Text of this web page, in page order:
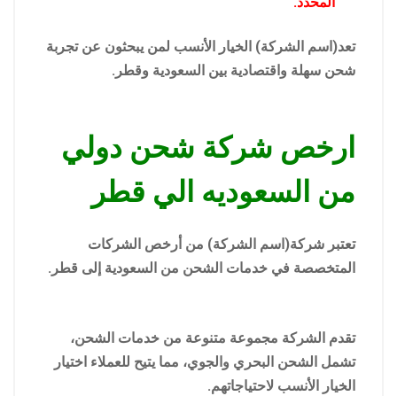
تعد(اسم الشركة) الخيار الأنسب لمن يبحثون عن تجربة
شحن سهلة واقتصادية بين السعودية وقطر.
ارخص شركة شحن دولي
من السعوديه الي قطر
تعتبر شركة(اسم الشركة) من أرخص الشركات
المتخصصة في خدمات الشحن من السعودية إلى قطر.
تقدم الشركة مجموعة متنوعة من خدمات الشحن،
تشمل الشحن البحري والجوي، مما يتيح للعملاء اختيار
الخيار الأنسب لاحتياجاتهم.